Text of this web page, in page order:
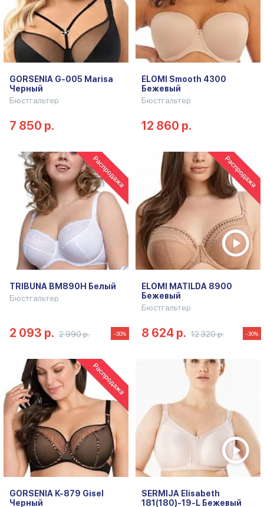
GORSENIA G-005 Marisa
Черный
Бюстгальтер
7 850 р.
ELOMI Smooth 4300
Бежевый
Бюстгальтер
12 860 р.
TRIBUNA BM890H Белый
Бюстгальтер
2 093 р. 2 990 р. -30%
ELOMI MATILDA 8900
Бежевый
Бюстгальтер
8 624 р. 12 320 р. -30%
GORSENIA K-879 Gisel
Черный
SERMIJA Elisabeth
181(180)-19-L Бежевый